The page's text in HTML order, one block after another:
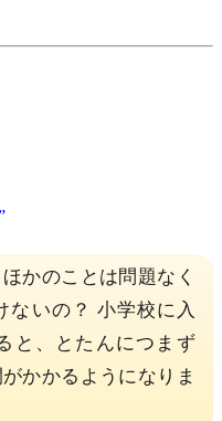
かのことは問題なく
ないの？ 小学校に入
と、とたんにつまず
かかるようになりま